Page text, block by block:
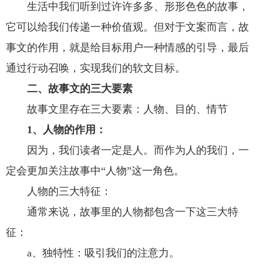
生活中我们听到过许许多多、形形色色的故事，
它可以给我们传递一种价值观。但对于文案而言，故
事文的作用，就是给目标用户一种情感的引导，最后
通过行动召唤，实现我们的软文目标。
二、故事文的三大要素
故事文里存在三大要素：人物、目的、情节
1、人物的作用：
因为，我们读者一定是人。而作为人的我们，一
定会更加关注故事中“人物”这一角色。
人物的三大特征：
通常来说，故事里的人物都包含一下这三大特
征：
a、独特性：吸引我们的注意力。